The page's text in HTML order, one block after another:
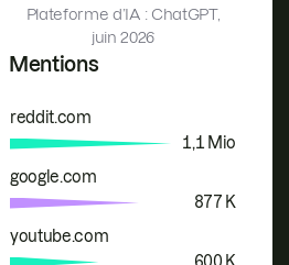
Mentions
Plateforme d’IA : ChatGPT,
juin 2026
Marque Mentions
reddit.com
1,1 Mio
google.com
877 K
youtube.com